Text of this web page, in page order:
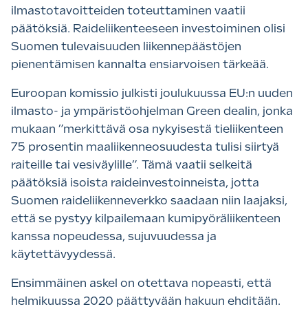
ilmastotavoitteiden toteuttaminen vaatii
päätöksiä. Raideliikenteeseen investoiminen olisi
Suomen tulevaisuuden liikennepäästöjen
pienentämisen kannalta ensiarvoisen tärkeää.
Euroopan komissio julkisti joulukuussa EU:n uuden
ilmasto- ja ympäristöohjelman Green dealin, jonka
mukaan ”merkittävä osa nykyisestä tieliikenteen
75 prosentin maaliikenneosuudesta tulisi siirtyä
raiteille tai vesiväylille”. Tämä vaatii selkeitä
päätöksiä isoista raideinvestoinneista, jotta
Suomen raideliikenneverkko saadaan niin laajaksi,
että se pystyy kilpailemaan kumipyöräliikenteen
kanssa nopeudessa, sujuvuudessa ja
käytettävyydessä.
Ensimmäinen askel on otettava nopeasti, että
helmikuussa 2020 päättyvään hakuun ehditään.